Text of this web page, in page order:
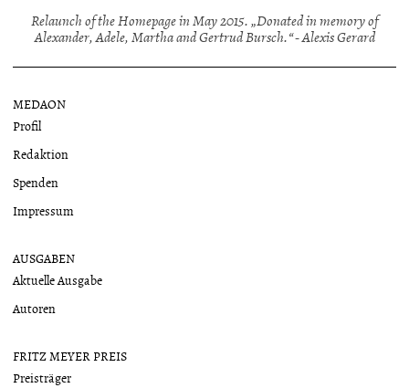
Relaunch of the Homepage in May 2015. „Donated in memory of
Alexander, Adele, Martha and Gertrud Bursch.“ - Alexis Gerard
MEDAON
Profil
Redaktion
Spenden
Impressum
AUSGABEN
Aktuelle Ausgabe
Autoren
FRITZ MEYER PREIS
Preisträger